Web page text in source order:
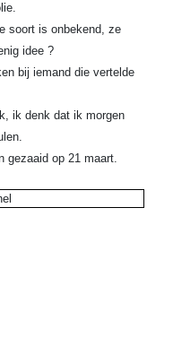
soort is onbekend, ze
idee ?
bij iemand die vertelde
ik denk dat ik morgen
gezaaid op 21 maart.